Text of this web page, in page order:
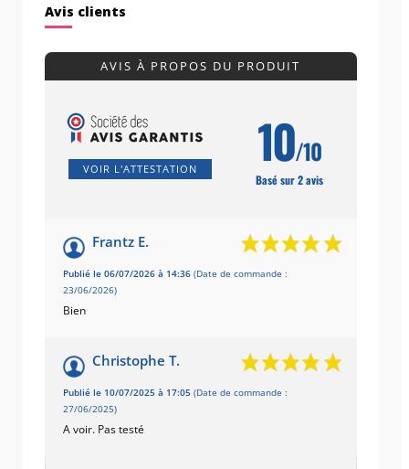
Avis clients
AVIS À PROPOS DU PRODUIT
VOIR L'ATTESTATION 10/10
Basé sur 2 avis
Frantz E.
Publié le 06/07/2026 à 14:36 (Date de commande :
23/06/2026)
Bien
Christophe T.
Publié le 10/07/2025 à 17:05 (Date de commande :
27/06/2025)
A voir. Pas testé